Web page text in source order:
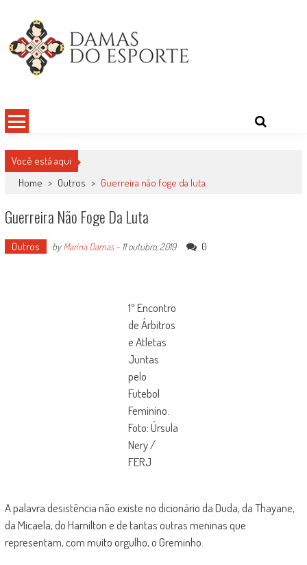
content
Você está aqui
Home > Outros > Guerreira não foge da luta
Guerreira Não Foge Da Luta
Outros byMarina Damas- 11 outubro, 2019 0
1º Encontro
de Árbitros
e Atletas
Juntas
pelo
Futebol
Feminino.
Foto: Úrsula
Nery /
FERJ
A palavra desistência não existe no dicionário da Duda, da Thayane,
da Micaela, do Hamilton e de tantas outras meninas que
representam, com muito orgulho, o Greminho.